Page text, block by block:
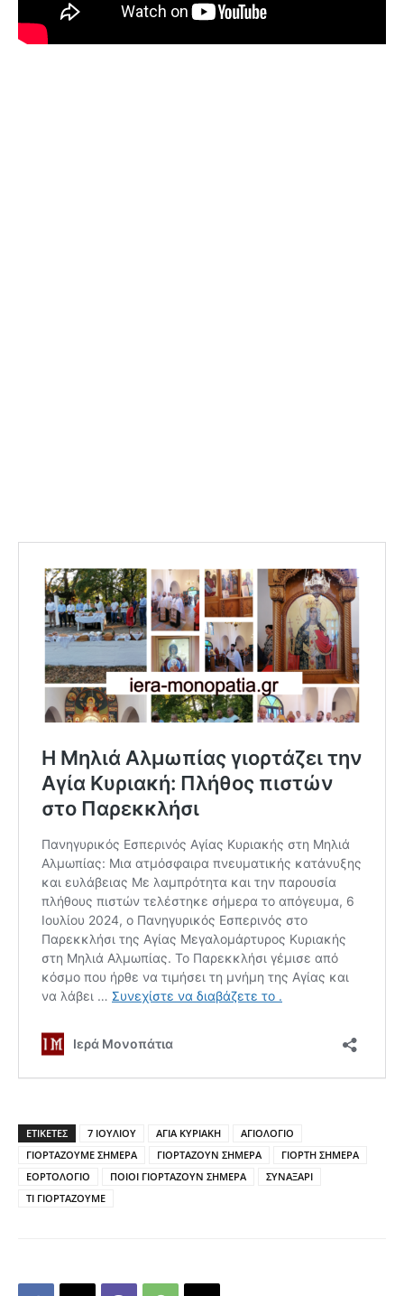
ΕΤΙΚΕΤΕΣ 7 ΙΟΥΛΙΟΥ ΑΓΙΑ ΚΥΡΙΑΚΗ
ΑΓΙΟΛΟΓΙΟ
ΓΙΟΡΤΑΖΟΥΜΕ ΣΗΜΕΡΑ
ΓΙΟΡΤΑΖΟΥΝ ΣΗΜΕΡΑ
ΓΙΟΡΤΗ ΣΗΜΕΡΑ
ΕΟΡΤΟΛΟΓΙΟ
ΠΟΙΟΙ ΓΙΟΡΤΑΖΟΥΝ ΣΗΜΕΡΑ
ΣΥΝΑΞΑΡΙ
ΤΙ ΓΙΟΡΤΑΖΟΥΜΕ